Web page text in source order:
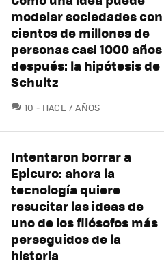
modelar sociedades con
cientos de millones de
personas casi 1000 años
después: la hipótesis de
Schultz
10 COMENTARIOS
HACE 7 AÑOS
Intentaron borrar a
Epicuro: ahora la
tecnología quiere
resucitar las ideas de
uno de los filósofos más
perseguidos de la
historia